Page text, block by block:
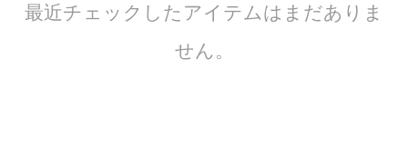
最近チェックしたアイテムはまだありま
せん。